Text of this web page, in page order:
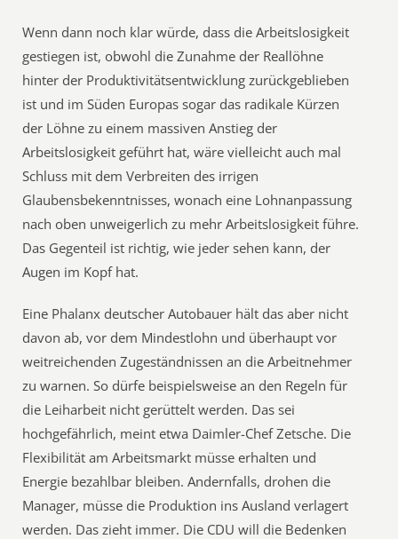
Wenn dann noch klar würde, dass die Arbeitslosigkeit
gestiegen ist, obwohl die Zunahme der Reallöhne
hinter der Produktivitätsentwicklung zurückgeblieben
ist und im Süden Europas sogar das radikale Kürzen
der Löhne zu einem massiven Anstieg der
Arbeitslosigkeit geführt hat, wäre vielleicht auch mal
Schluss mit dem Verbreiten des irrigen
Glaubensbekenntnisses, wonach eine Lohnanpassung
nach oben unweigerlich zu mehr Arbeitslosigkeit führe.
Das Gegenteil ist richtig, wie jeder sehen kann, der
Augen im Kopf hat.
Eine Phalanx deutscher Autobauer hält das aber nicht
davon ab, vor dem Mindestlohn und überhaupt vor
weitreichenden Zugeständnissen an die Arbeitnehmer
zu warnen. So dürfe beispielsweise an den Regeln für
die Leiharbeit nicht gerüttelt werden. Das sei
hochgefährlich, meint etwa Daimler-Chef Zetsche. Die
Flexibilität am Arbeitsmarkt müsse erhalten und
Energie bezahlbar bleiben. Andernfalls, drohen die
Manager, müsse die Produktion ins Ausland verlagert
werden. Das zieht immer. Die CDU will die Bedenken